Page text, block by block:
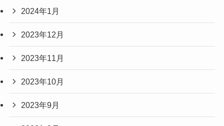
2024年1月
2023年12月
2023年11月
2023年10月
2023年9月